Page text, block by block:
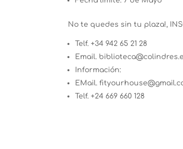
No te quedes sin tu plaza!,
Telf. +34 942 65 21 28
Email.
Información:
EMail.
Telf. +24 669 660 128